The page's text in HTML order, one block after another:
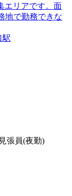
エリアです。面
地で勤務できな
駅
張員(夜勤)